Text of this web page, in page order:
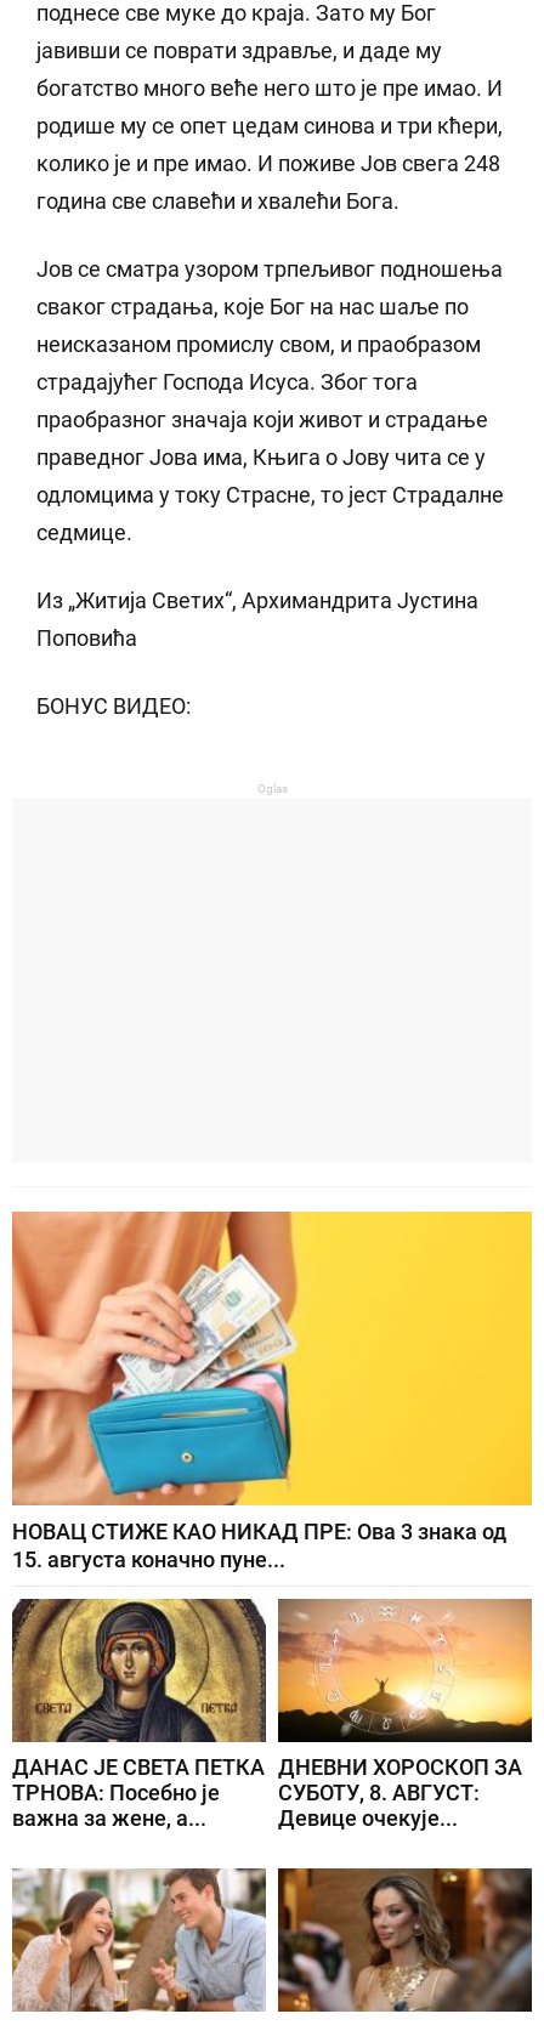
поднесе све муке до краја. Зато му Бог
јавивши се поврати здравље, и даде му
богатство много веће него што је пре имао. И
родише му се опет цедам синова и три кћери,
колико је и пре имао. И поживе Јов свега 248
година све славећи и хвалећи Бога.
Јов се сматра узором трпељивог подношења
сваког страдања, које Бог на нас шаље по
неисказаном промислу свом, и праобразом
страдајућег Господа Исуса. Због тога
праобразног значаја који живот и страдање
праведног Јова има, Књига о Јову чита се у
одломцима у току Страсне, то јест Страдалне
седмице.
Из „Житија Светих“, Архимандрита Јустина
Поповића
БОНУС ВИДЕО:
Oglas
НОВАЦ СТИЖЕ КАО НИКАД ПРЕ: Ова 3 знака од
15. августа коначно пуне...
ДАНАС ЈЕ СВЕТА ПЕТКА
ТРНОВА: Посебно је
важна за жене, а...
ДНЕВНИ ХОРОСКОП ЗА
СУБОТУ, 8. АВГУСТ:
Девице очекује...